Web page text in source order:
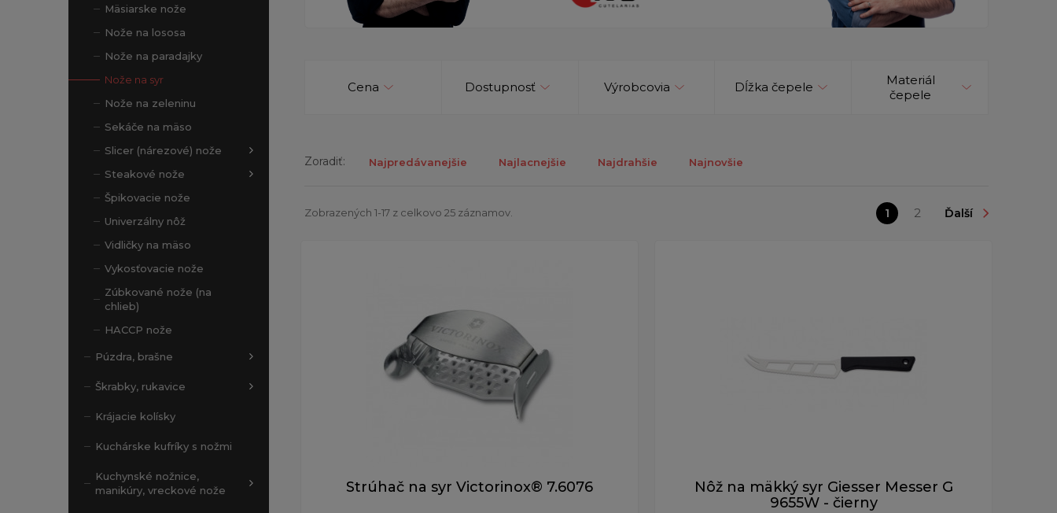
Mäsiarske nože
Nože na lososa
Nože na paradajky
Nože na syr
Nože na zeleninu
Sekáče na mäso
Slicer (nárezové) nože
Steakové nože
Špikovacie nože
Univerzálny nôž
Vidličky na mäso
Vykosťovacie nože
Zúbkované nože (na
chlieb)
HACCP nože
Púzdra, brašne
Škrabky, rukavice
Krájacie kolísky
Kuchárske kufríky s nožmi
Kuchynské nožnice,
manikúry, vreckové nože
Cena Dostupnosť Výrobcovia Dĺžka čepele
Materiál
čepele
Zoradiť: Najpredávanejšie Najlacnejšie Najdrahšie Najnovšie
Zobrazených 1-17 z celkovo 25 záznamov. 1 2 Ďalší
Strúhač na syr Victorinox® 7.6076
Nôž na mäkký syr Giesser Messer G
9655W - čierny